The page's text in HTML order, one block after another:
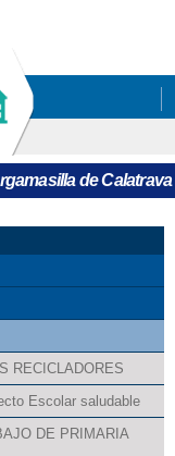
de
aquí
RECICLADORES
Escolar saludable
DE PRIMARIA